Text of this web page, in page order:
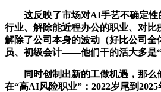
这反映了市场对AI手艺不确定性的
行业、解除能近程办公的职业、对
解除了公司本身的波动（好比公司
员、初级会计——他们干的活大多是“
同时创制出新的工做机遇，那么
在“高AI风险职业”：2022岁尾到